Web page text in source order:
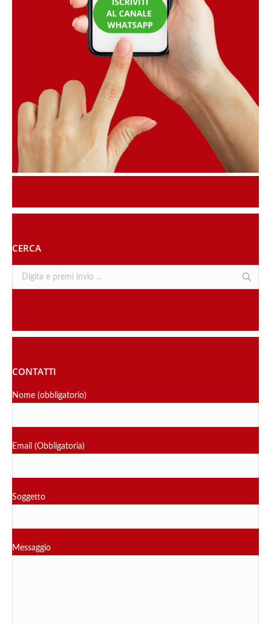
CERCA
CONTATTI
Nome (obbligatorio)
Email (Obbligatoria)
Soggetto
Messaggio